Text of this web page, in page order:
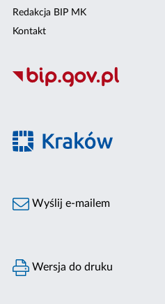
Redakcja BIP MK
Kontakt
Wyślij e-mailem
Wersja do druku